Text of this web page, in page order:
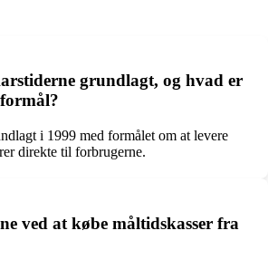
grundlagt, og hvad er
i 1999 med formålet om at levere
direkte til forbrugerne.
ved at købe måltidskasser fra